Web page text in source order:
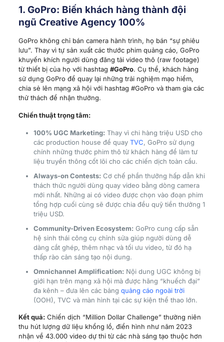
1. GoPro: Biến khách hàng thành đội
ngũ Creative Agency 100%
GoPro không chỉ bán camera hành trình, họ bán “sự phiêu
lưu”. Thay vì tự sản xuất các thước phim quảng cáo, GoPro
khuyến khích người dùng đăng tải video thô (raw footage)
từ thiết bị của họ với hashtag #GoPro. Cụ thể, khách hàng
sử dụng GoPro để quay lại những trải nghiệm mạo hiểm,
chia sẻ lên mạng xã hội với hashtag #GoPro và tham gia các
thử thách để nhận thưởng.
Chiến thuật trọng tâm:
100% UGC Marketing: Thay vì chi hàng triệu USD cho
các production house để quay TVC, GoPro sử dụng
chính những thước phim thô từ khách hàng để làm tư
liệu truyền thông cốt lõi cho các chiến dịch toàn cầu.
Always-on Contests: Cơ chế phần thưởng hấp dẫn khi
thách thức người dùng quay video bằng dòng camera
mới nhất. Những ai có video được chọn vào đoạn phim
tổng hợp cuối cùng sẽ được chia đều quỹ tiền thưởng 1
triệu USD.
Community-Driven Ecosystem: GoPro cung cấp sẵn
hệ sinh thái công cụ chỉnh sửa giúp người dùng dễ
dàng cắt ghép, thêm nhạc và tối ưu video, từ đó hạ
thấp rào cản sáng tạo nội dung.
Omnichannel Amplification: Nội dung UGC không bị
giới hạn trên mạng xã hội mà được hãng “khuếch đại”
đa kênh – đưa lên các bảng quảng cáo ngoài trời
(OOH), TVC và màn hình tại các sự kiện thể thao lớn.
Kết quả:Chiến dịch “Million Dollar Challenge” thường niên
thu hút lượng dữ liệu khổng lồ, điển hình như năm 2023
nhận về 43.000 video dự thi từ các nhà sáng tạo thuộc hơn